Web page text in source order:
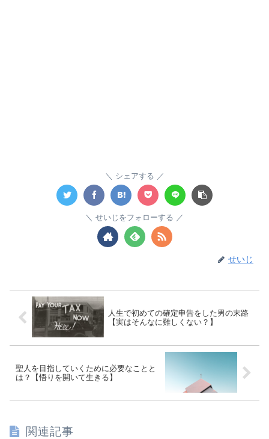
シェアする
せいじをフォローする
せいじ
人生で初めての確定申告をした男の末路
【実はそんなに難しくない？】
聖人を目指していくために必要なことと
は？【悟りを開いて生きる】
関連記事